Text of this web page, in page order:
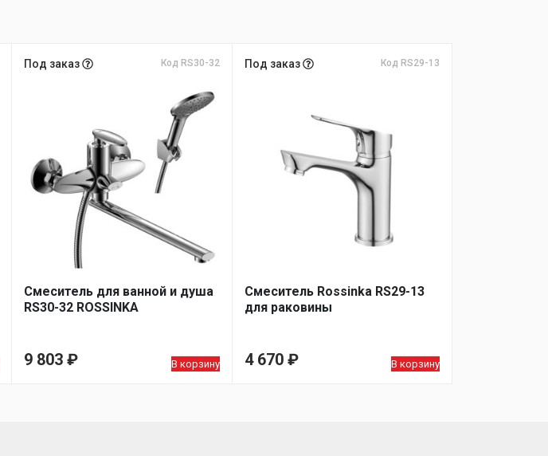
Под заказ Код RS30-32
Смеситель для ванной и душа
RS30-32 ROSSINKA
9 803 ₽ В корзину
Под заказ Код RS29-13
Смеситель Rossinka RS29-13
для раковины
4 670 ₽ В корзину